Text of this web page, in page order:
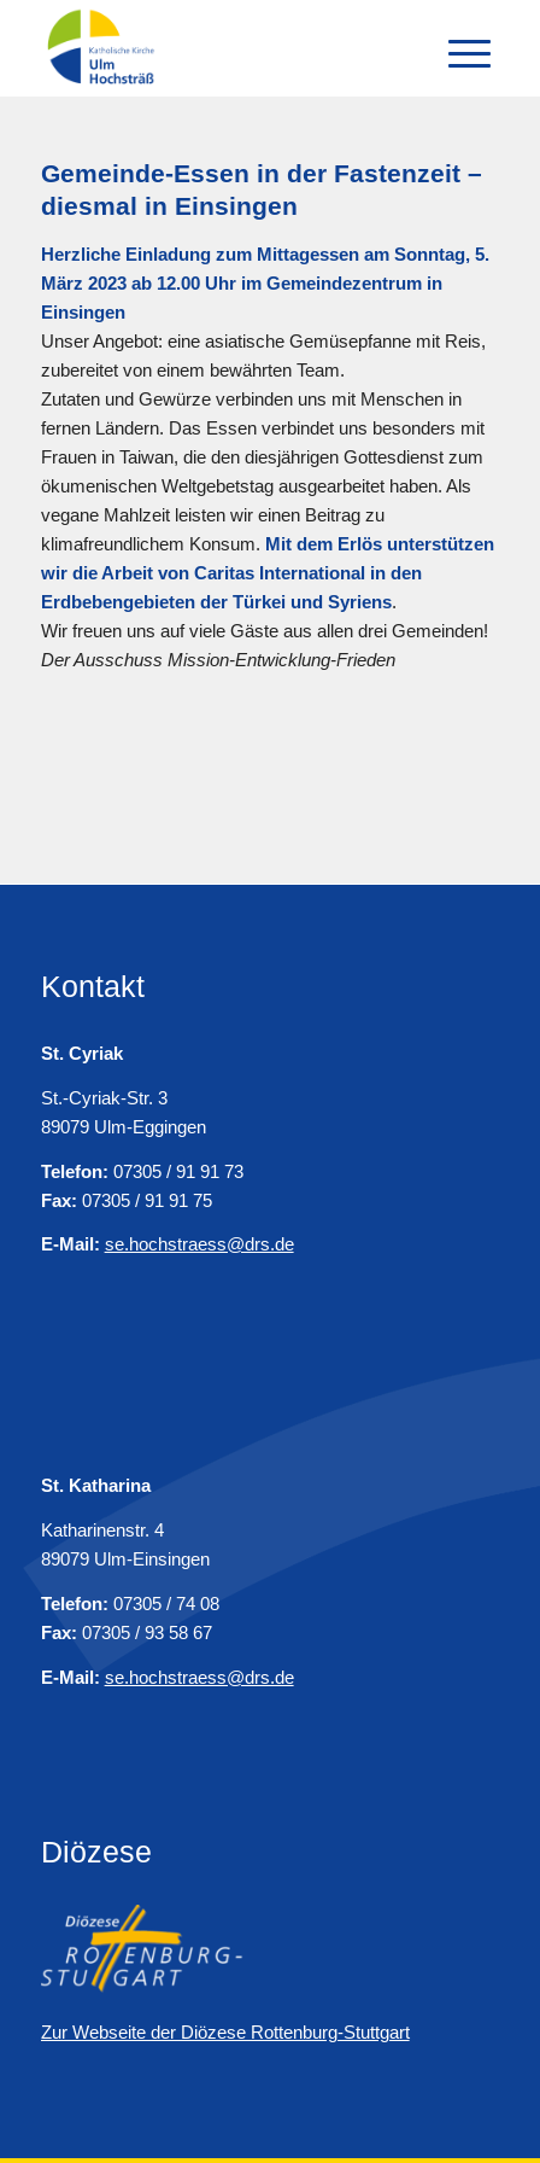
Gemeinde-Essen in der Fastenzeit –
diesmal in Einsingen
Herzliche Einladung zum Mittagessen am Sonntag, 5.
März 2023 ab 12.00 Uhr im Gemeindezentrum in
Einsingen
Unser Angebot: eine asiatische Gemüsepfanne mit Reis,
zubereitet von einem bewährten Team.
Zutaten und Gewürze verbinden uns mit Menschen in
fernen Ländern. Das Essen verbindet uns besonders mit
Frauen in Taiwan, die den diesjährigen Gottesdienst zum
ökumenischen Weltgebetstag ausgearbeitet haben. Als
vegane Mahlzeit leisten wir einen Beitrag zu
klimafreundlichem Konsum. Mit dem Erlös unterstützen
wir die Arbeit von Caritas International in den
Erdbebengebieten der Türkei und Syriens.
Wir freuen uns auf viele Gäste aus allen drei Gemeinden!
Der Ausschuss Mission-Entwicklung-Frieden
Kontakt
St. Cyriak
St.-Cyriak-Str. 3
89079 Ulm-Eggingen
Telefon: 07305 / 91 91 73
Fax: 07305 / 91 91 75
E-Mail: se.hochstraess@drs.de
St. Katharina
Katharinenstr. 4
89079 Ulm-Einsingen
Telefon: 07305 / 74 08
Fax: 07305 / 93 58 67
E-Mail: se.hochstraess@drs.de
Diözese
Zur Webseite der Diözese Rottenburg-Stuttgart